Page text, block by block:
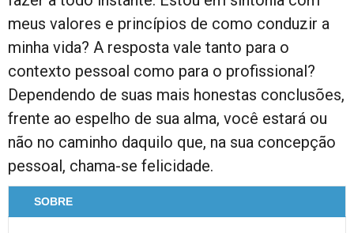
meus valores e princípios de como conduzir a
minha vida? A resposta vale tanto para o
contexto pessoal como para o profissional?
Dependendo de suas mais honestas conclusões,
frente ao espelho de sua alma, você estará ou
não no caminho daquilo que, na sua concepção
pessoal, chama-se felicidade.
SOBRE